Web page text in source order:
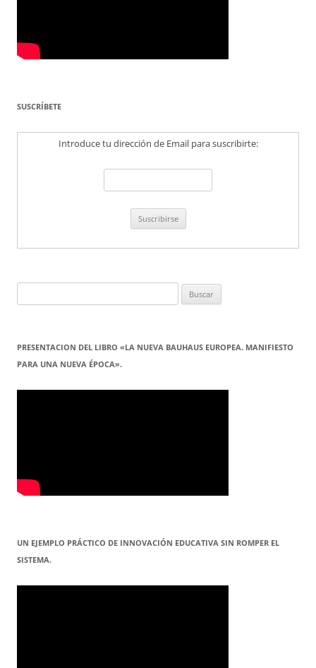
SUSCRÍBETE
Introduce tu dirección de Email para suscribirte:
PRESENTACION DEL LIBRO «LA NUEVA BAUHAUS EUROPEA. MANIFIESTO
PARA UNA NUEVA ÉPOCA».
UN EJEMPLO PRÁCTICO DE INNOVACIÓN EDUCATIVA SIN ROMPER EL
SISTEMA.